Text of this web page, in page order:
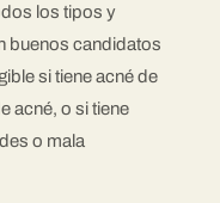
los tipos y
buenos candidatos
si tiene acné de
acné, o si tiene
o mala